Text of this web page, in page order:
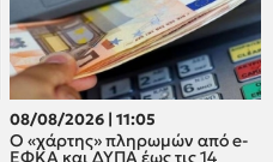
08/08/2026 | 11:05
Ο «χάρτης» πληρωμών από e-
ΕΦΚΑ και ΔΥΠΑ έως τις 14